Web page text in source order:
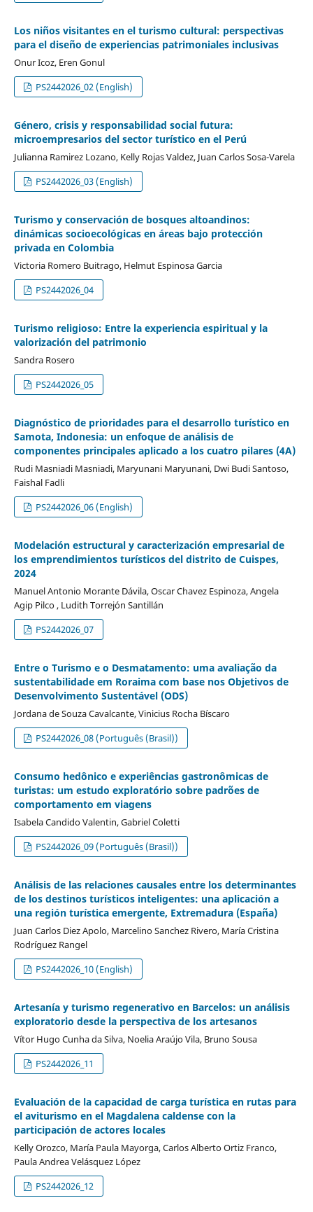
Los niños visitantes en el turismo cultural: perspectivas
para el diseño de experiencias patrimoniales inclusivas
Onur Icoz, Eren Gonul
PS2442026_02 (English)
Género, crisis y responsabilidad social futura:
microempresarios del sector turístico en el Perú
Julianna Ramirez Lozano, Kelly Rojas Valdez, Juan Carlos Sosa-Varela
PS2442026_03 (English)
Turismo y conservación de bosques altoandinos:
dinámicas socioecológicas en áreas bajo protección
privada en Colombia
Victoria Romero Buitrago, Helmut Espinosa Garcia
PS2442026_04
Turismo religioso: Entre la experiencia espiritual y la
valorización del patrimonio
Sandra Rosero
PS2442026_05
Diagnóstico de prioridades para el desarrollo turístico en
Samota, Indonesia: un enfoque de análisis de
componentes principales aplicado a los cuatro pilares (4A)
Rudi Masniadi Masniadi, Maryunani Maryunani, Dwi Budi Santoso,
Faishal Fadli
PS2442026_06 (English)
Modelación estructural y caracterización empresarial de
los emprendimientos turísticos del distrito de Cuispes,
2024
Manuel Antonio Morante Dávila, Oscar Chavez Espinoza, Angela
Agip Pilco , Ludith Torrejón Santillán
PS2442026_07
Entre o Turismo e o Desmatamento: uma avaliação da
sustentabilidade em Roraima com base nos Objetivos de
Desenvolvimento Sustentável (ODS)
Jordana de Souza Cavalcante, Vinicius Rocha Bíscaro
PS2442026_08 (Português (Brasil))
Consumo hedônico e experiências gastronômicas de
turistas: um estudo exploratório sobre padrões de
comportamento em viagens
Isabela Candido Valentin, Gabriel Coletti
PS2442026_09 (Português (Brasil))
Análisis de las relaciones causales entre los determinantes
de los destinos turísticos inteligentes: una aplicación a
una región turística emergente, Extremadura (España)
Juan Carlos Diez Apolo, Marcelino Sanchez Rivero, María Cristina
Rodríguez Rangel
PS2442026_10 (English)
Artesanía y turismo regenerativo en Barcelos: un análisis
exploratorio desde la perspectiva de los artesanos
Vítor Hugo Cunha da Silva, Noelia Araújo Vila, Bruno Sousa
PS2442026_11
Evaluación de la capacidad de carga turística en rutas para
el aviturismo en el Magdalena caldense con la
participación de actores locales
Kelly Orozco, María Paula Mayorga, Carlos Alberto Ortiz Franco,
Paula Andrea Velásquez López
PS2442026_12